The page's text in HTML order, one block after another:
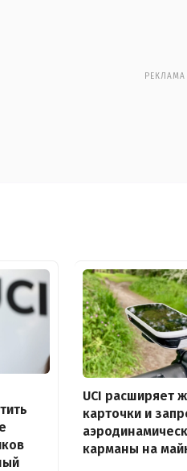
РЕКЛАМА
UCI расширяет
карточки и
карманы на